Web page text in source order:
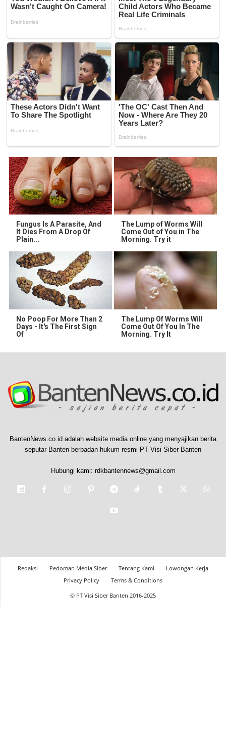
Fungus Is A Parasite, And
It Dies From A Drop Of
Plain...
The Lump of Worms Will
Come Out of You in The
Morning. Try it
No Poop For More Than 2
Days - It's The First Sign
Of
The Lump Of Worms Will
Come Out Of You In The
Morning. Try It
BantenNews.co.id adalah website media online yang menyajikan berita
seputar Banten berbadan hukum resmi PT Visi Siber Banten
Hubungi kami: rdkbantennews@gmail.com
Redaksi Pedoman Media Siber Tentang Kami
Lowongan Kerja
Privacy Policy
Terms & Conditions
© PT Visi Siber Banten 2016-2025